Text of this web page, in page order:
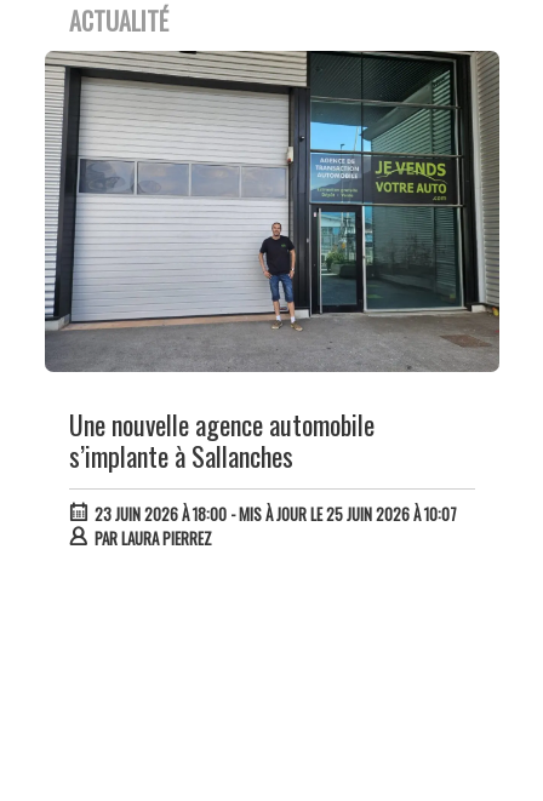
ACTUALITÉ
Une nouvelle agence automobile
s’implante à Sallanches
23 JUIN 2026 À 18:00- MIS À JOUR LE 25 JUIN 2026 À 10:07
PARLAURA PIERREZ